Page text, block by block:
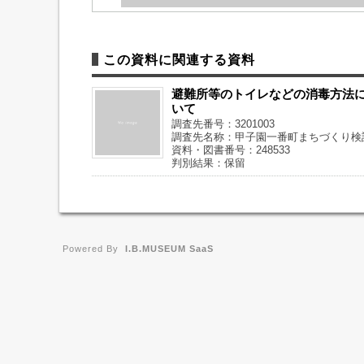
この資料に関連する資料
避難所等のトイレなどの消毒方法
いて
調査先番号：3201003
調査先名称：甲子園一番町まちづくり検
資料・図書番号：248533
判別結果：保留
Powered By I.B.MUSEUM SaaS